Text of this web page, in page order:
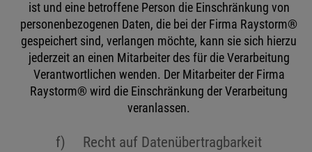
ist und eine betroffene Person die Einschränkung von
personenbezogenen Daten, die bei der Firma Raystorm®
gespeichert sind, verlangen möchte, kann sie sich hierzu
jederzeit an einen Mitarbeiter des für die Verarbeitung
Verantwortlichen wenden. Der Mitarbeiter der Firma
Raystorm® wird die Einschränkung der Verarbeitung
veranlassen.
f) Recht auf Datenübertragbarkeit